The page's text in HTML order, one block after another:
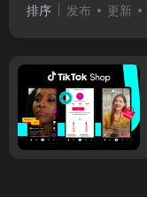
排序 发布 更新